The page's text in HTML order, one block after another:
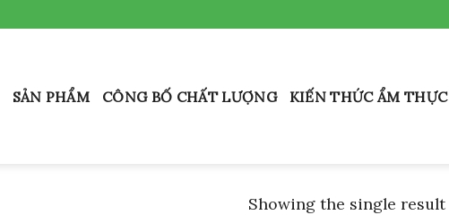
SẢN PHẨM CÔNG BỐ CHẤT LƯỢNG KIẾN THỨC ẨM THỰC
Showing the single result